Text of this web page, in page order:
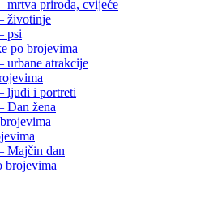
mrtva priroda, cvijeće
životinje
psi
po brojevima
urbane atrakcije
ljudi i portreti
Dan žena
Majčin dan
brojevima